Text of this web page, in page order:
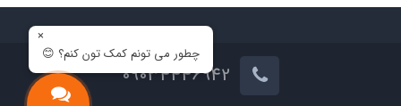
×
چطور می تونم کمک تون کنم؟ 😊